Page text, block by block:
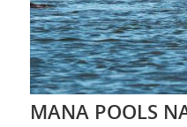
MANA POOLS